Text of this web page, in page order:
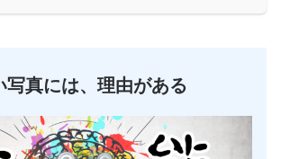
写真には、理由がある